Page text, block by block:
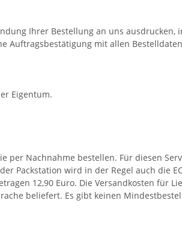
Ihrer Bestellung an uns
Auftragsbestätigung mit allen
Eigentum.
Nachnahme bestellen. Für diesen
Packstation wird in der Regel auch die
12,90 Euro. Die Versandkosten für
beliefert. Es gibt keinen